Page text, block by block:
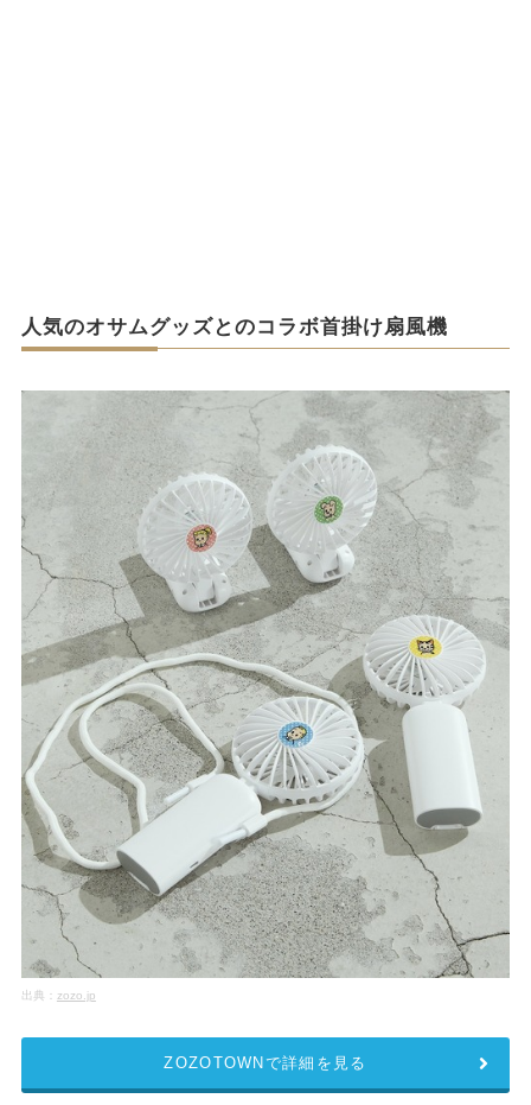
人気のオサムグッズとのコラボ首掛け扇風機
出典： zozo.jp
ZOZOTOWNで詳細を見る